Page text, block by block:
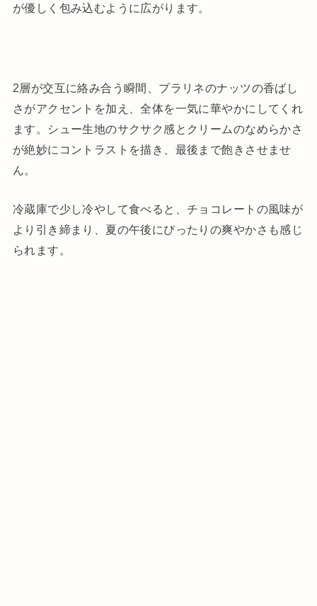
が優しく包み込むように広がります。
2層が交互に絡み合う瞬間、プラリネのナッツの香ばし
さがアクセントを加え、全体を一気に華やかにしてくれ
ます。シュー生地のサクサク感とクリームのなめらかさ
が絶妙にコントラストを描き、最後まで飽きさせませ
ん。
冷蔵庫で少し冷やして食べると、チョコレートの風味が
より引き締まり、夏の午後にぴったりの爽やかさも感じ
られます。